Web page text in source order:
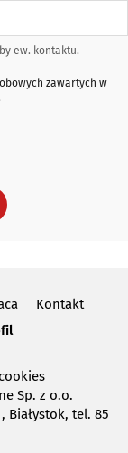
ew. kontaktu.
zawartych w
Kontakt
Sp. z o.o.
Białystok, tel. 85